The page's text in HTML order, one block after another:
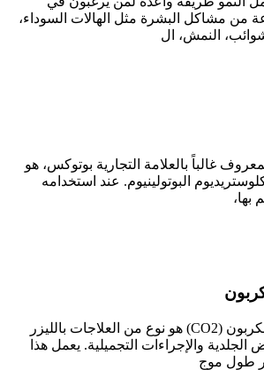
من مشاكل البشرة مثل الهالات السوداء،
النمش، ال
غالباً بالعلامة التجارية بوتوكس، هو
البوتولينيوم. عند استخدامه
إن الليزر ثاني أكسيد الكربون (CO2) هو نوع من العلاجات بالليزر
والإجراءات التجميلية. يعمل هذا
طول موج